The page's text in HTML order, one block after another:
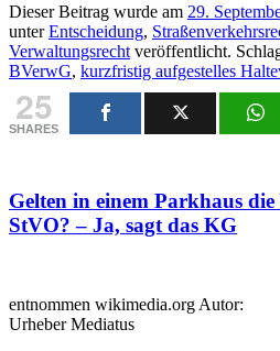
Dieser Beitrag wurde am 29.
unterEntscheidung,
Verwaltungsrecht veröffentlicht.
BVerwG, kurzfristig aufgestelles
25
SHARES
Gelten in einem Parkhaus
StVO? – Ja, sagt das KG
entnommen wikimedia.org Autor:
Urheber Mediatus